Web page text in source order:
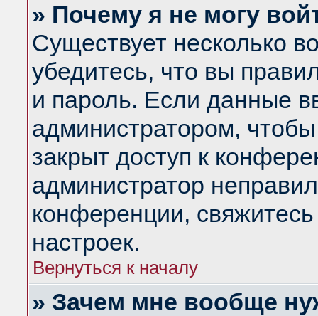
» Почему я не могу
Существует несколько
убедитесь, что вы
и пароль. Если данные
администратором,
закрыт доступ к
администратор
конференции,
настроек.
Вернуться к началу
» Зачем мне вообще